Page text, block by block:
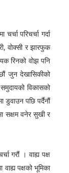
गर्दा
वोक्सी र झारफुक
रिनको वोझ पनि
जुन देखासिकीको
विकासको
डुवाउन पछि पर्दैनौं
सक्षम वनेर सुखी र
गरौं । वाह्य पक्ष
पक्षको भूमिका